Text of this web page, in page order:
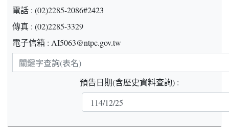
電話 : (02)2285-2086#2423
傳真 : (02)2285-3329
電子信箱 : AI5063@ntpc.gov.tw
關
鍵
預告日期(含歷史資料查詢) :